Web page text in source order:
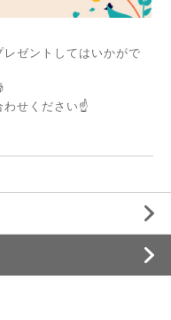
ゼントしてはいかがで
わせください☝️